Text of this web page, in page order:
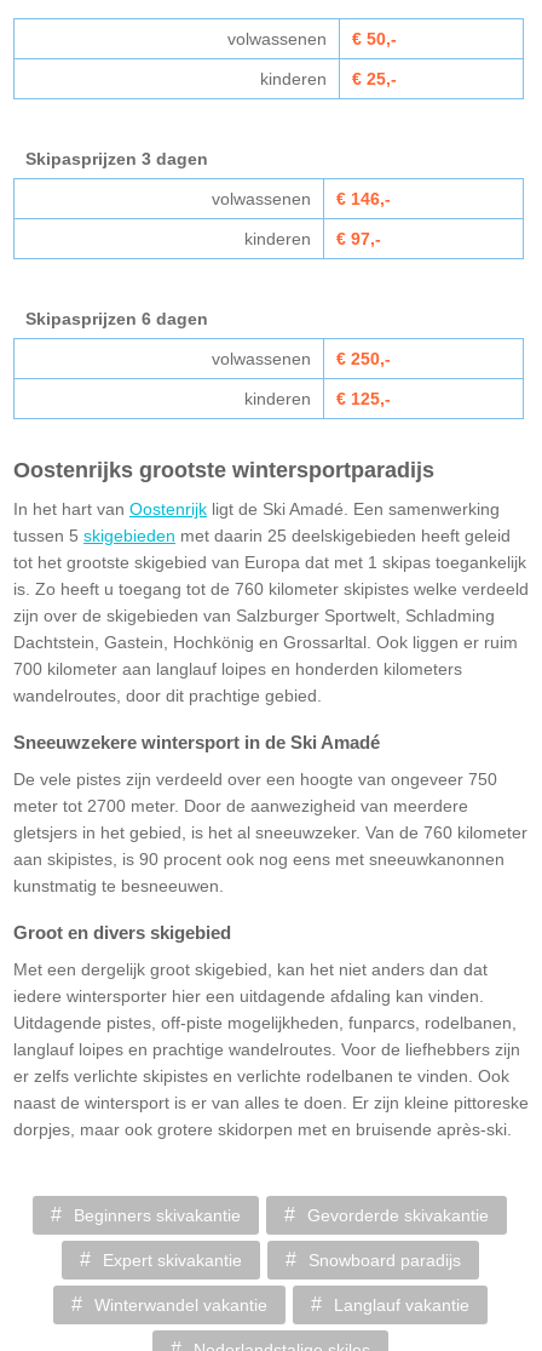
volwassenen € 50,-
kinderen € 25,-
Skipasprijzen 3 dagen
volwassenen € 146,-
kinderen € 97,-
Skipasprijzen 6 dagen
volwassenen € 250,-
kinderen € 125,-
Oostenrijks grootste wintersportparadijs
In het hart van Oostenrijk ligt de Ski Amadé. Een samenwerking
tussen 5 skigebieden met daarin 25 deelskigebieden heeft geleid
tot het grootste skigebied van Europa dat met 1 skipas toegankelijk
is. Zo heeft u toegang tot de 760 kilometer skipistes welke verdeeld
zijn over de skigebieden van Salzburger Sportwelt, Schladming
Dachtstein, Gastein, Hochkönig en Grossarltal. Ook liggen er ruim
700 kilometer aan langlauf loipes en honderden kilometers
wandelroutes, door dit prachtige gebied.
Sneeuwzekere wintersport in de Ski Amadé
De vele pistes zijn verdeeld over een hoogte van ongeveer 750
meter tot 2700 meter. Door de aanwezigheid van meerdere
gletsjers in het gebied, is het al sneeuwzeker. Van de 760 kilometer
aan skipistes, is 90 procent ook nog eens met sneeuwkanonnen
kunstmatig te besneeuwen.
Groot en divers skigebied
Met een dergelijk groot skigebied, kan het niet anders dan dat
iedere wintersporter hier een uitdagende afdaling kan vinden.
Uitdagende pistes, off-piste mogelijkheden, funparcs, rodelbanen,
langlauf loipes en prachtige wandelroutes. Voor de liefhebbers zijn
er zelfs verlichte skipistes en verlichte rodelbanen te vinden. Ook
naast de wintersport is er van alles te doen. Er zijn kleine pittoreske
dorpjes, maar ook grotere skidorpen met en bruisende après-ski.
Beginners skivakantie Gevorderde skivakantie
Expert skivakantie Snowboard paradijs
Winterwandel vakantie Langlauf vakantie